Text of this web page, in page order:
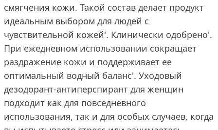
смягчения кожи. Такой состав делает продукт
идеальным выбором для людей с
чувствительной кожей'. Клинически одобрено'.
При ежедневном использовании сокращает
раздражение кожи и поддерживает ее
оптимальный водный баланс'. Уходовый
дезодорант-антиперспирант для женщин
подходит как для повседневного
использования, так и для особых случаев, когда